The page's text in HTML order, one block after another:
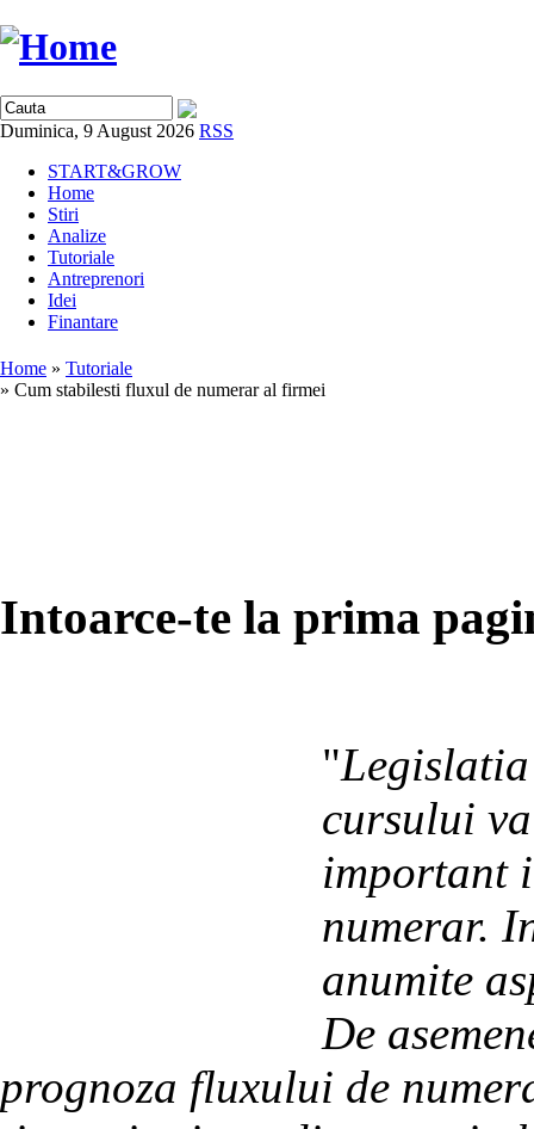
Duminica, 9 August 2026 RSS
START&GROW
Home
Stiri
Analize
Tutoriale
Antreprenori
Idei
Finantare
Home » Tutoriale
» Cum stabilesti fluxul de numerar al firmei
Intoarce-te la prima
"
cursului
important
numerar.
anumite
De
prognoza fluxului de